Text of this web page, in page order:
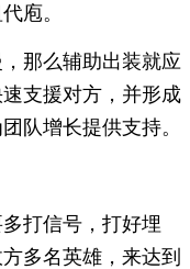
庖。
那么辅助出装就应
支援对方，并形成
队增长提供支持。
打信号，打好埋
多名英雄，来达到